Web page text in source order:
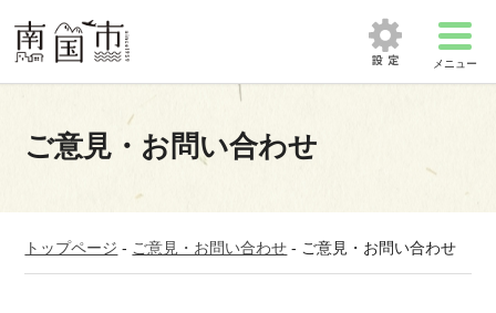
メニュー
ご意見・お問い合わせ
トップページ - ご意見・お問い合わせ - ご意見・お問い合わせ